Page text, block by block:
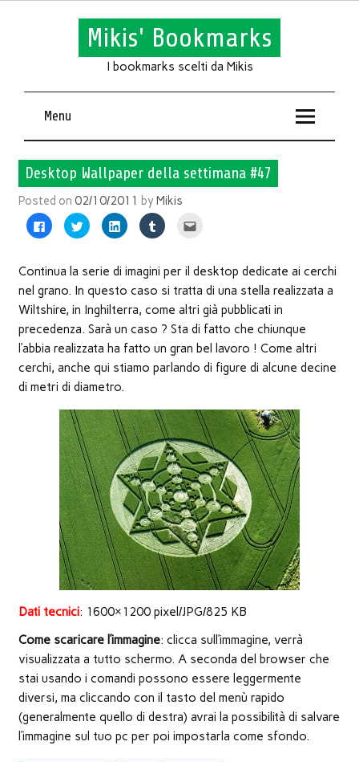
Mikis' Bookmarks
I bookmarks scelti da Mikis
Menu
Desktop Wallpaper della settimana #47
Posted on 02/10/2011 byMikis
Fai
clic
Facebook
apre
una
nuova
finestra)
Fai
clic
su
(Si
apre
in
una
nuova
Fai
clic
su
LinkedIn
(Si
in
nuova
Fai
clic
su
Tumblr
(Si
in
nuova
l'articolo
mail
un
amico
(Si
in
nuova
finestra)
Continua la serie di imagini per il desktop dedicate ai cerchi
nel grano. In questo caso si tratta di una stella realizzata a
Wiltshire, in Inghilterra, come altri già pubblicati in
precedenza. Sarà un caso ? Sta di fatto che chiunque
l’abbia realizzata ha fatto un gran bel lavoro ! Come altri
cerchi, anche qui stiamo parlando di figure di alcune decine
di metri di diametro.
Dati tecnici: 1600×1200 pixel/JPG/825 KB
Come scaricare l’immagine: clicca sull’immagine, verrà
visualizzata a tutto schermo. A seconda del browser che
stai usando i comandi possono essere leggermente
diversi, ma cliccando con il tasto del menù rapido
(generalmente quello di destra) avrai la possibilità di salvare
l’immagine sul tuo pc per poi impostarla come sfondo.